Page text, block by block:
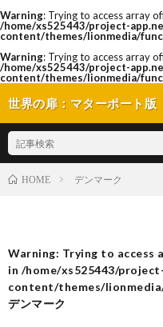
Warning: Trying to access array
/home/xs525443/project-
content/themes/lionmedia/
Warning: Trying to access array
/home/xs525443/project-
content/themes/lionmedia/
世界の扉：マターポート版
HOME デンマーク
Warning: Trying to access
in /home/xs525443/
content/themes/
デンマーク